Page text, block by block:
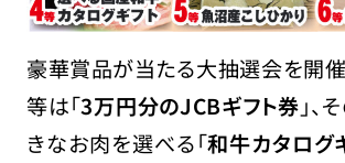
豪華賞品が当たる大抽選会を開催
等は「3万円分のJCBギフト券 」
きなお肉を選べる「和牛カタログ